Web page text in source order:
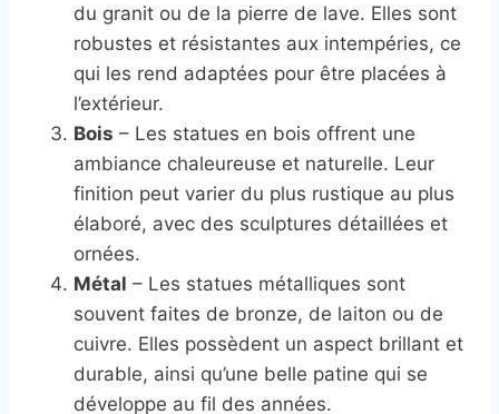
du granit ou de la pierre de lave. Elles sont
robustes et résistantes aux intempéries, ce
qui les rend adaptées pour être placées à
l’extérieur.
Bois – Les statues en bois offrent une
ambiance chaleureuse et naturelle. Leur
finition peut varier du plus rustique au plus
élaboré, avec des sculptures détaillées et
ornées.
Métal – Les statues métalliques sont
souvent faites de bronze, de laiton ou de
cuivre. Elles possèdent un aspect brillant et
durable, ainsi qu’une belle patine qui se
développe au fil des années.